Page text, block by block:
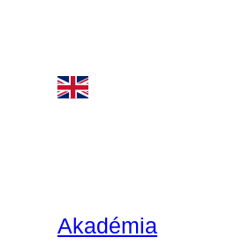
Akadémia